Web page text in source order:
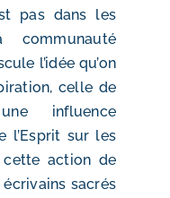
pas dans les
l’idée qu’on
celle de
influence
l’Esprit sur les
cette action de
écrivains sacrés